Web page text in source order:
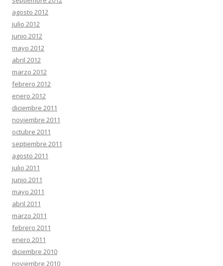
agosto 2012
julio 2012
junio 2012
mayo 2012
abril 2012
marzo 2012
febrero 2012
enero 2012
diciembre 2011
noviembre 2011
octubre 2011
septiembre 2011
agosto 2011
julio 2011
junio 2011
mayo 2011
abril 2011
marzo 2011
febrero 2011
enero 2011
diciembre 2010
noviembre 2010